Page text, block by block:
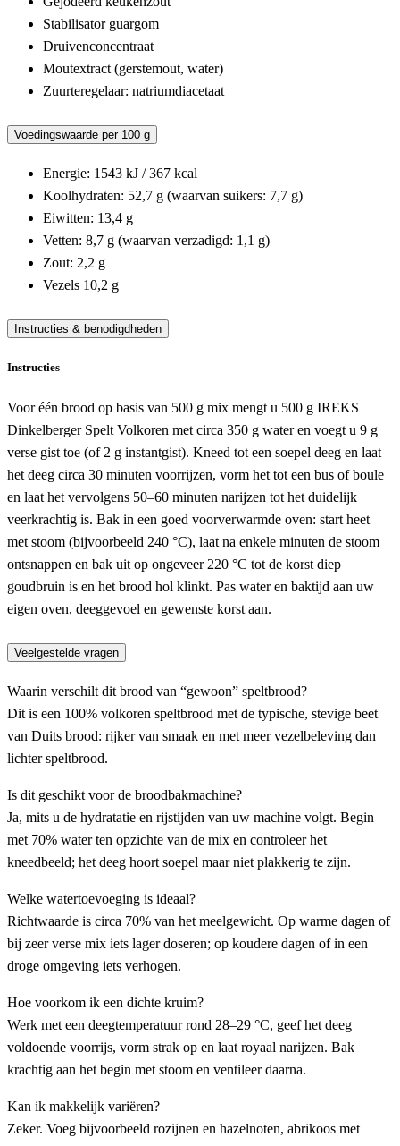
Stabilisator guargom
Druivenconcentraat
Moutextract (gerstemout, water)
Zuurteregelaar: natriumdiacetaat
Voedingswaarde per 100 g
Energie: 1543 kJ / 367 kcal
Koolhydraten: 52,7 g (waarvan suikers: 7,7 g)
Eiwitten: 13,4 g
Vetten: 8,7 g (waarvan verzadigd: 1,1 g)
Zout: 2,2 g
Vezels 10,2 g
Instructies & benodigdheden
Instructies
Voor één brood op basis van 500 g mix mengt u 500 g IREKS
Dinkelberger Spelt Volkoren met circa 350 g water en voegt u 9 g
verse gist toe (of 2 g instantgist). Kneed tot een soepel deeg en laat
het deeg circa 30 minuten voorrijzen, vorm het tot een bus of boule
en laat het vervolgens 50–60 minuten narijzen tot het duidelijk
veerkrachtig is. Bak in een goed voorverwarmde oven: start heet
met stoom (bijvoorbeeld 240 °C), laat na enkele minuten de stoom
ontsnappen en bak uit op ongeveer 220 °C tot de korst diep
goudbruin is en het brood hol klinkt. Pas water en baktijd aan uw
eigen oven, deeggevoel en gewenste korst aan.
Veelgestelde vragen
Waarin verschilt dit brood van “gewoon” speltbrood?
Dit is een 100% volkoren speltbrood met de typische, stevige beet
van Duits brood: rijker van smaak en met meer vezelbeleving dan
lichter speltbrood.
Is dit geschikt voor de broodbakmachine?
Ja, mits u de hydratatie en rijstijden van uw machine volgt. Begin
met 70% water ten opzichte van de mix en controleer het
kneedbeeld; het deeg hoort soepel maar niet plakkerig te zijn.
Welke watertoevoeging is ideaal?
Richtwaarde is circa 70% van het meelgewicht. Op warme dagen of
bij zeer verse mix iets lager doseren; op koudere dagen of in een
droge omgeving iets verhogen.
Hoe voorkom ik een dichte kruim?
Werk met een deegtemperatuur rond 28–29 °C, geef het deeg
voldoende voorrijs, vorm strak op en laat royaal narijzen. Bak
krachtig aan het begin met stoom en ventileer daarna.
Kan ik makkelijk variëren?
Zeker. Voeg bijvoorbeeld rozijnen en hazelnoten, abrikoos met